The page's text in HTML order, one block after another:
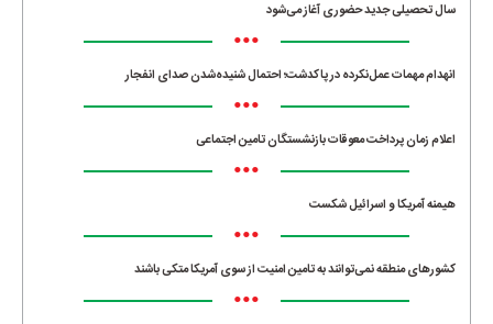
سال تحصیلی جدید حضوری آغاز می‌شود
•••
انهدام مهمات عمل‌نکرده در پاکدشت؛ احتمال شنیده‌شدن صدای انفجار
•••
اعلام زمان پرداخت معوقات بازنشستگان تامین اجتماعی
•••
هیمنه آمریکا و اسرائیل شکست
•••
کشورهای منطقه نمی‌توانند به تامین امنیت از سوی آمریکا متکی باشند
•••